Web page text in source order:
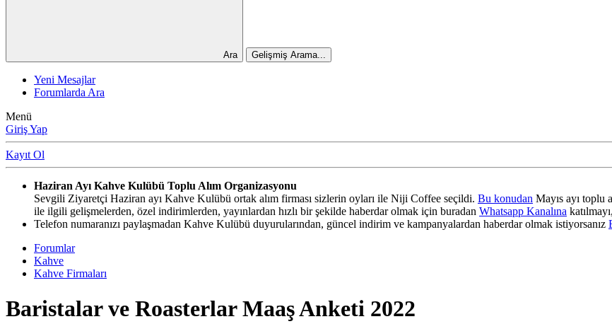
Ara Gelişmiş Arama...
Yeni Mesajlar
Forumlarda Ara
Menü
Giriş Yap
Kayıt Ol
Haziran Ayı Kahve Kulübü Toplu Alım Organizasyonu
Sevgili Ziyaretçi Haziran ayı Kahve Kulübü ortak alım firması sizlerin oyları ile Niji Coffee seçildi. Bu konudan Mayıs ayı toplu
ile ilgili gelişmelerden, özel indirimlerden, yayınlardan hızlı bir şekilde haberdar olmak için buradan Whatsapp Kanalına katılmayı,
Telefon numaranızı paylaşmadan Kahve Kulübü duyurularından, güncel indirim ve kampanyalardan haberdar olmak istiyorsanız
Forumlar
Kahve
Kahve Firmaları
Baristalar ve Roasterlar Maaş Anketi 2022